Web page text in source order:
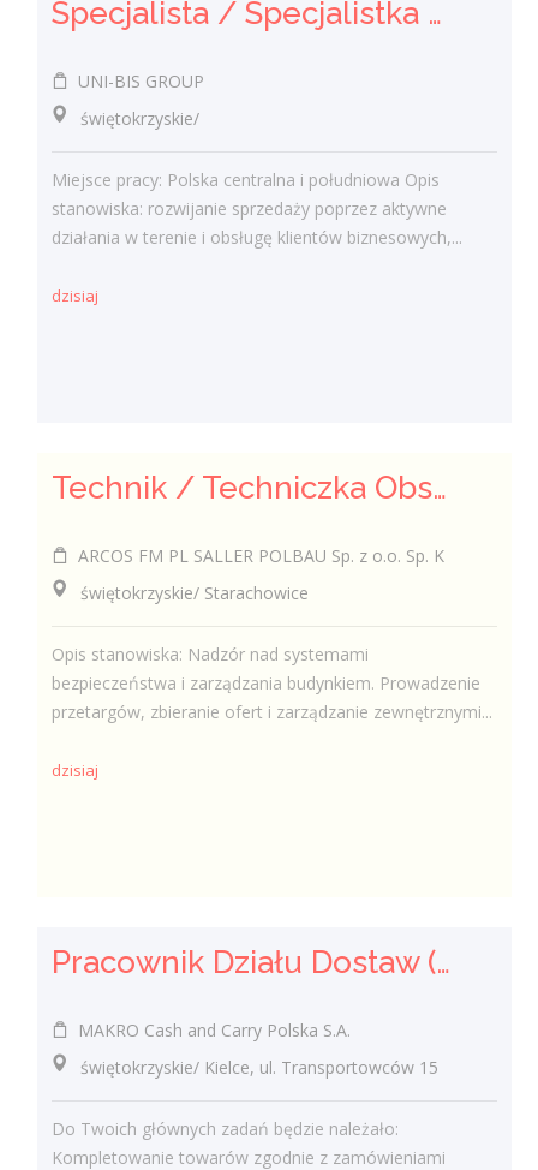
Specjalista / Specjalistka ds. sprzedaży rozwiązań technicznych
UNI-BIS GROUP
świętokrzyskie/
Miejsce pracy: Polska centralna i południowa Opis
stanowiska: rozwijanie sprzedaży poprzez aktywne
działania w terenie i obsługę klientów biznesowych,...
dzisiaj
Technik / Techniczka Obsługi Budynku
ARCOS FM PL SALLER POLBAU Sp. z o.o. Sp. K
świętokrzyskie/ Starachowice
Opis stanowiska: Nadzór nad systemami
bezpieczeństwa i zarządzania budynkiem. Prowadzenie
przetargów, zbieranie ofert i zarządzanie zewnętrznymi...
dzisiaj
Pracownik Działu Dostaw (K/M)
MAKRO Cash and Carry Polska S.A.
świętokrzyskie/ Kielce, ul. Transportowców 15
Do Twoich głównych zadań będzie należało:
Kompletowanie towarów zgodnie z zamówieniami